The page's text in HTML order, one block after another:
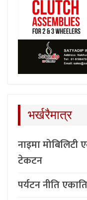
भर्खरैमात्र
नाइमा मोबिलिटी
टेकटन
पर्यटन नीति